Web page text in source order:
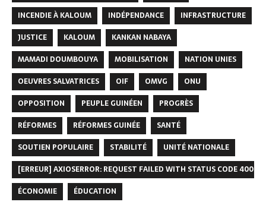
INCENDIE À KALOUM
INDÉPENDANCE
INFRASTRUCTURE
JUSTICE
KALOUM
KANKAN NABAYA
MAMADI DOUMBOUYA
MOBILISATION
NATION UNIES
OEUVRES SALVATRICES
OIF OMVG
ONU
OPPOSITION
PEUPLE GUINÉEN
PROGRÈS
RÉFORMES
RÉFORMES GUINÉE
SANTÉ
SOUTIEN POPULAIRE
STABILITÉ
UNITÉ NATIONALE
[ERREUR] AXIOSERROR: REQUEST FAILED WITH STATUS CODE 400
ÉCONOMIE
ÉDUCATION